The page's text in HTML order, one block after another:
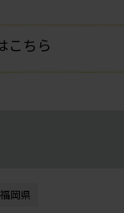
こちら
福岡県